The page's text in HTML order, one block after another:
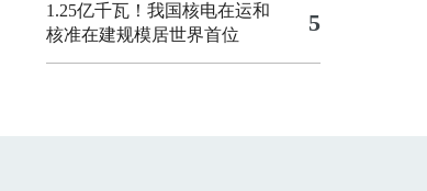
1.25亿千瓦！我国核电在运和
核准在建规模居世界首位
5